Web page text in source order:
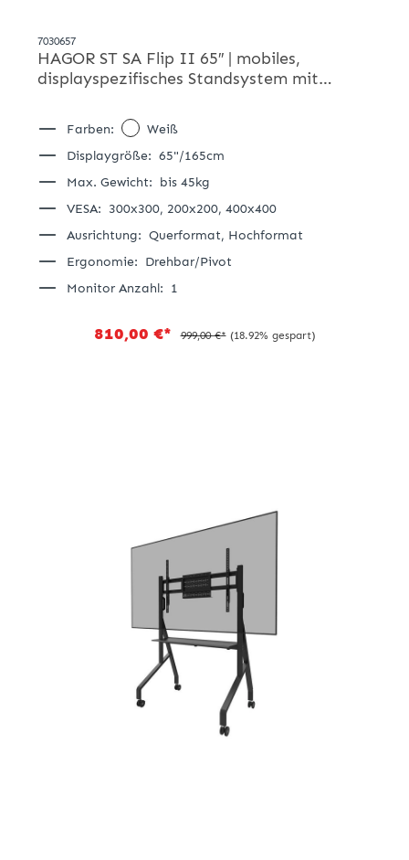
7030657
HAGOR ST SA Flip II 65″ | mobiles,
displayspezifisches Standsystem mit
Farben:
Weiß
Displaygröße: 65"/165cm
Max. Gewicht: bis 45kg
VESA: 300x300, 200x200, 400x400
Ausrichtung: Querformat, Hochformat
Ergonomie: Drehbar/Pivot
Monitor Anzahl: 1
810,00 €* 999,00 €* (18.92% gespart)